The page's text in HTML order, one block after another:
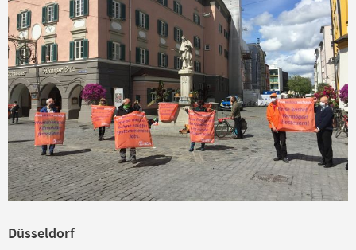
Düsseldorf